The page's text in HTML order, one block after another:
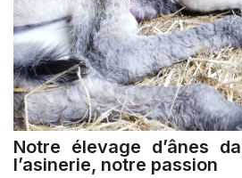
Notre élevage d’ânes
l’asinerie, notre passion